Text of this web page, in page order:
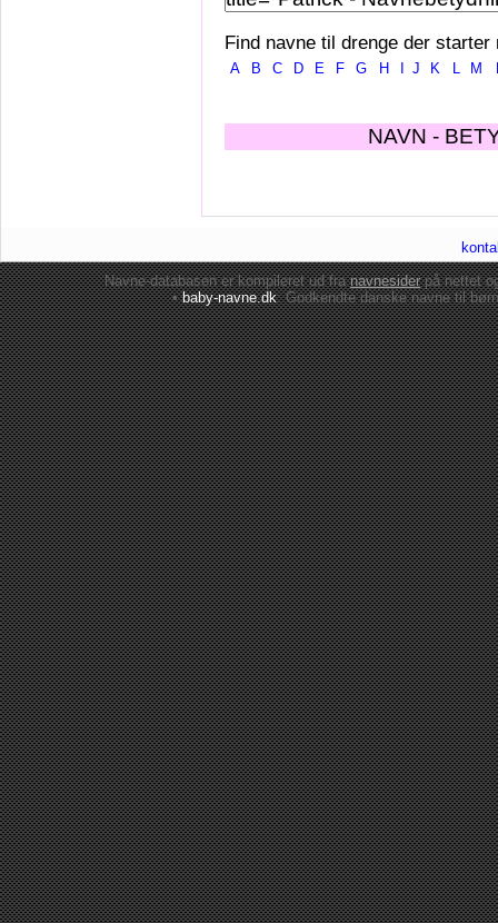
Find navne til drenge der starter
A B C D E F G H J K L M
NAVN -
Navne-databasen er kompileret ud franavnesiderpå nettet
•baby-navne.dk: Godkendte danskenavne til børn